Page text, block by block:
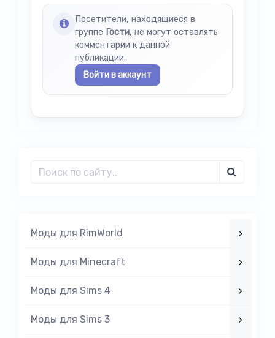
Посетители, находящиеся в
группе Гости, не могут оставлять
комментарии к данной
публикации.
Войти в аккаунт
Моды для RimWorld
Моды для Minecraft
Моды для Sims 4
Моды для Sims 3